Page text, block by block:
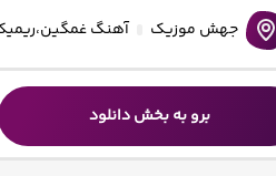
جهش موزیک آهنگ غمگین،
برو به بخش دانلود